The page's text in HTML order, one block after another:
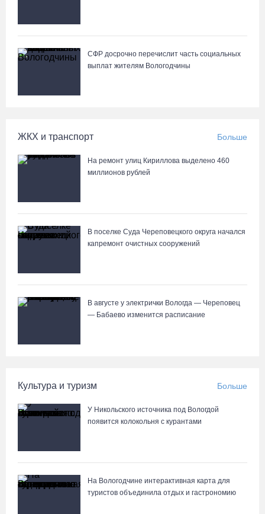
СФР досрочно перечислит часть социальных
выплат жителям Вологодчины
ЖКХ и транспорт Больше
На ремонт улиц Кириллова выделено 460
миллионов рублей
В поселке Суда Череповецкого округа начался
капремонт очистных сооружений
В августе у электрички Вологда — Череповец
— Бабаево изменится расписание
Культура и туризм Больше
У Никольского источника под Вологдой
появится колокольня с курантами
На Вологодчине интерактивная карта для
туристов объединила отдых и гастрономию